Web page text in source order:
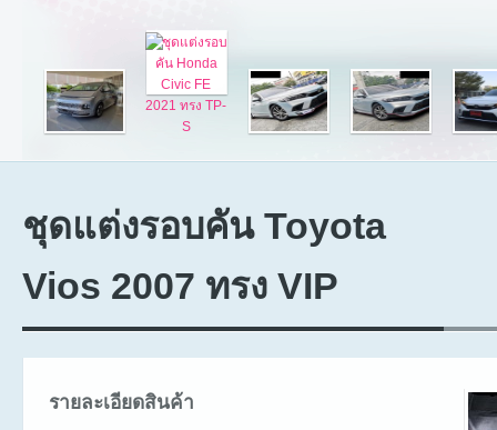
ชุดแต่งรอบคัน Toyota
Vios 2007 ทรง VIP
รายละเอียดสินค้า